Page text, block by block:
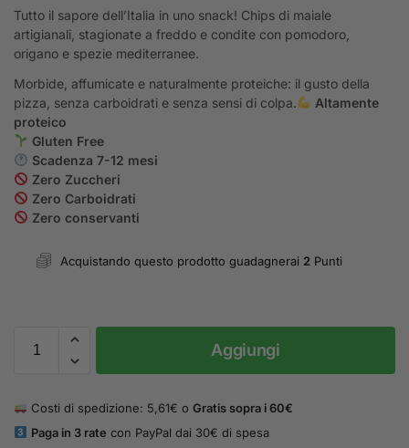
Tutto il sapore dell’Italia in uno snack! Chips di maiale
artigianali, stagionate a freddo e condite con pomodoro,
origano e spezie mediterranee.
Morbide, affumicate e naturalmente proteiche: il gusto della
pizza, senza carboidrati e senza sensi di colpa.
Altamente
proteico
Gluten Free
Scadenza 7-12 mesi
Zero Zuccheri
Zero Carboidrati
Zero conservanti
Acquistando questo prodotto guadagnerai 2 Punti
Aggiungi
Costi di spedizione: 5,61€ o Gratis sopra i 60€
Paga in 3 rate con PayPal dai 30€ di spesa